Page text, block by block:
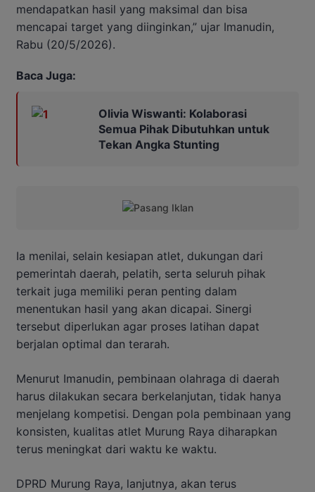
mendapatkan hasil yang maksimal dan bisa
mencapai target yang diinginkan,” ujar Imanudin,
Rabu (20/5/2026).
Baca Juga:
Olivia Wiswanti: Kolaborasi
Semua Pihak Dibutuhkan untuk
Tekan Angka Stunting
Ia menilai, selain kesiapan atlet, dukungan dari
pemerintah daerah, pelatih, serta seluruh pihak
terkait juga memiliki peran penting dalam
menentukan hasil yang akan dicapai. Sinergi
tersebut diperlukan agar proses latihan dapat
berjalan optimal dan terarah.
Menurut Imanudin, pembinaan olahraga di daerah
harus dilakukan secara berkelanjutan, tidak hanya
menjelang kompetisi. Dengan pola pembinaan yang
konsisten, kualitas atlet Murung Raya diharapkan
terus meningkat dari waktu ke waktu.
DPRD Murung Raya, lanjutnya, akan terus